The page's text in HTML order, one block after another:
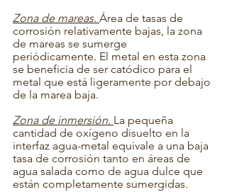
Zona de mareas. Área de tasas de
corrosión relativamente bajas, la zona
de mareas se sumerge
periódicamente. El metal en esta zona
se beneficia de ser catódico para el
metal que está ligeramente por debajo
de la marea baja.
Zona de inmersión. La pequeña
cantidad de oxígeno disuelto en la
interfaz agua-metal equivale a una baja
tasa de corrosión tanto en áreas de
agua salada como de agua dulce que
están completamente sumergidas.